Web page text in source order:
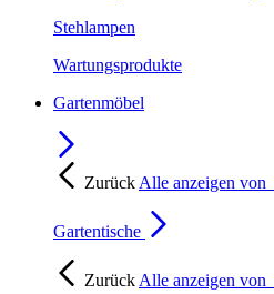
Stehlampen
Wartungsprodukte
Gartenmöbel
Zurück Alle anzeigen von
Gartentische
Zurück Alle anzeigen von